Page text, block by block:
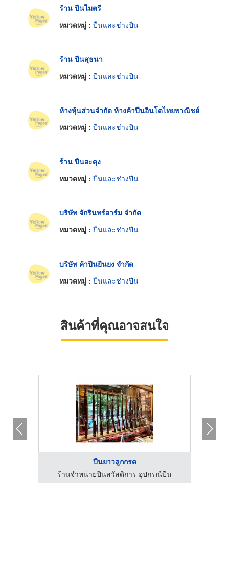
ร้าน ปืนไมตรี
หมวดหมู่ : ปืนและช่างปืน
ร้าน ปืนสุธนา
หมวดหมู่ : ปืนและช่างปืน
ห้างหุ้นส่วนจำกัด ห้างค้าปืนอินโดไทยพาณิชย์
หมวดหมู่ : ปืนและช่างปืน
ร้าน ปืนอะดุง
หมวดหมู่ : ปืนและช่างปืน
บริษัท จักรินทร์อาร์ม จำกัด
หมวดหมู่ : ปืนและช่างปืน
บริษัท ค้าปืนยืนยง จำกัด
หมวดหมู่ : ปืนและช่างปืน
สินค้าที่คุณอาจสนใจ
ปืนยาวลูกกรด
ร้านจำหน่ายปืนสวัสดิการ อุปกรณ์ปืน